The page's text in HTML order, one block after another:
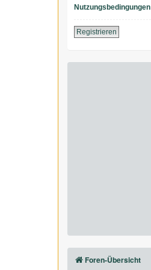
Nutzungsbedingungen
Registrieren
Foren-Übersicht